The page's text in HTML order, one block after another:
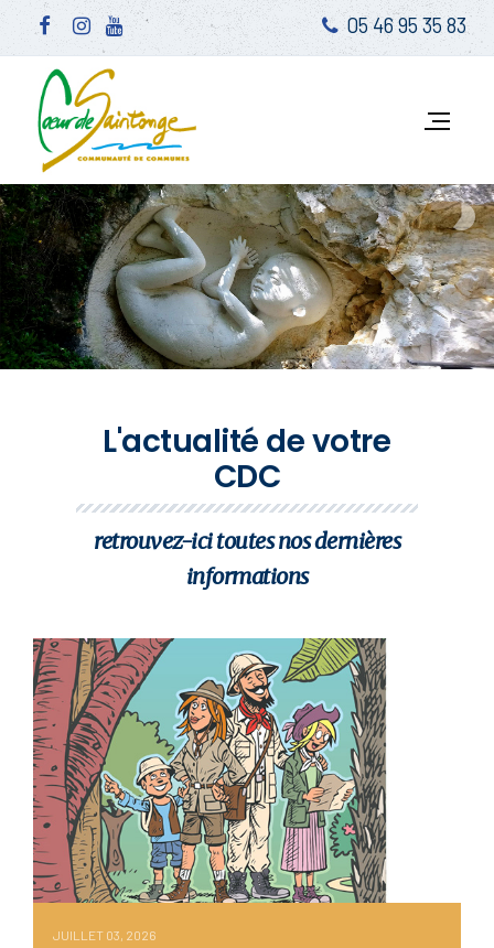
05 46 95 35 83
L'actualité de votre
CDC
retrouvez-ici toutes nos dernières
informations
JUILLET 03, 2026